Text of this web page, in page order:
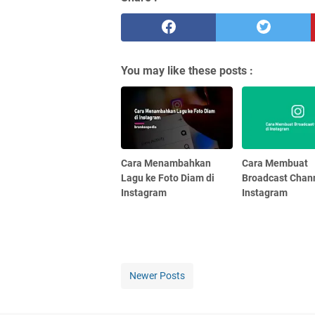
You may like these posts :
Cara Menambahkan
Lagu ke Foto Diam di
Instagram
Cara Membuat
Broadcast
Instagram
Newer Posts